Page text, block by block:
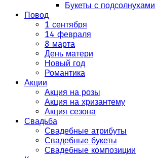
Букеты с подсолнухами
Повод
1 сентября
14 февраля
8 марта
День матери
Новый год
Романтика
Акции
Акция на розы
Акция на хризантему
Акция сезона
Свадьба
Свадебные атрибуты
Свадебные букеты
Свадебные композиции